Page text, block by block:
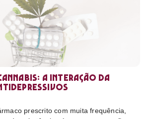
a interação da
prescrito com muita frequência,